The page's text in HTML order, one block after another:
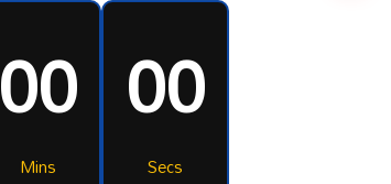
00
Mins
00
Secs